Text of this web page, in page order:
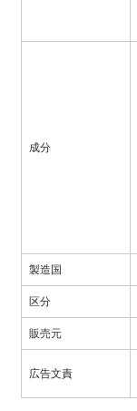
成分
製造国
区分
販売元
広告文責